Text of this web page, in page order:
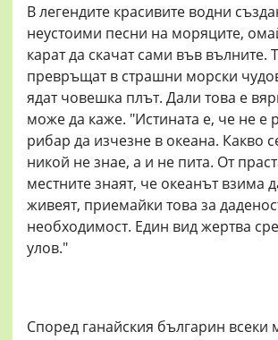
В легендите красивите водни
неустоими песни на моряците,
карат да скачат сами във вълните.
превръщат в страшни морски
ядат човешка плът. Дали това е
може да каже. "Истината е, че не е
рибар да изчезне в океана. Какво
никой не знае, а и не пита. От
местните знаят, че океанът взима
живеят, приемайки това за
необходимост. Един вид жертва
улов."
Според ганайския българин всеки